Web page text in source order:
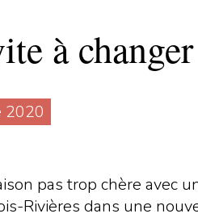
à
2020
pas trop chère avec
Rivières dans une